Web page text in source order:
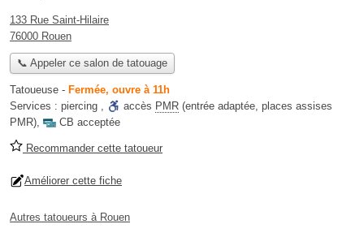
133 Rue Saint-Hilaire
76000 Rouen
📞 Appeler ce salon de tatouage
Tatoueuse - Fermée, ouvre à 11h
Services : piercing , accès PMR (entrée adaptée, places assises
PMR), CB acceptée
Recommander cette tatoueur
Améliorer cette fiche
Autres tatoueurs à Rouen